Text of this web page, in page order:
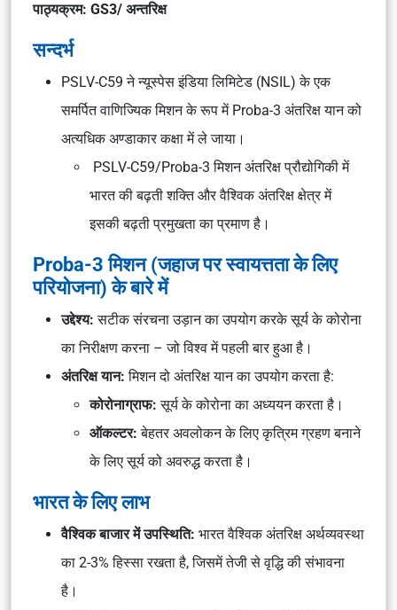
पाठ्यक्रम: GS3/ अन्तरिक्ष
सन्दर्भ
PSLV-C59 ने न्यूस्पेस इंडिया लिमिटेड (NSIL) के एक
समर्पित वाणिज्यिक मिशन के रूप में Proba-3 अंतरिक्ष यान को
अत्यधिक अण्डाकार कक्षा में ले जाया।
PSLV-C59/Proba-3 मिशन अंतरिक्ष प्रौद्योगिकी में
भारत की बढ़ती शक्ति और वैश्विक अंतरिक्ष क्षेत्र में
इसकी बढ़ती प्रमुखता का प्रमाण है।
Proba-3 मिशन (जहाज पर स्वायत्तता के लिए
परियोजना) के बारे में
उद्देश्य: सटीक संरचना उड़ान का उपयोग करके सूर्य के कोरोना
का निरीक्षण करना – जो विश्व में पहली बार हुआ है।
अंतरिक्ष यान:मिशन दो अंतरिक्ष यान का उपयोग करता है:
कोरोनाग्राफ:सूर्य के कोरोना का अध्ययन करता है।
ऑकल्टर:बेहतर अवलोकन के लिए कृत्रिम ग्रहण बनाने
के लिए सूर्य को अवरुद्ध करता है।
भारत के लिए लाभ
वैश्विक बाजार में उपस्थिति: भारत वैश्विक अंतरिक्ष अर्थव्यवस्था
का 2-3% हिस्सा रखता है, जिसमें तेजी से वृद्धि की संभावना
है।